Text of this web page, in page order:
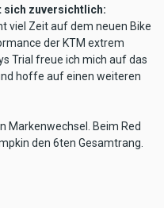
sich zuversichtlich:
viel Zeit auf dem neuen Bike
der KTM extrem
Trial freue ich mich auf das
hoffe auf einen weiteren
Markenwechsel. Beim Red
den 6ten Gesamtrang.